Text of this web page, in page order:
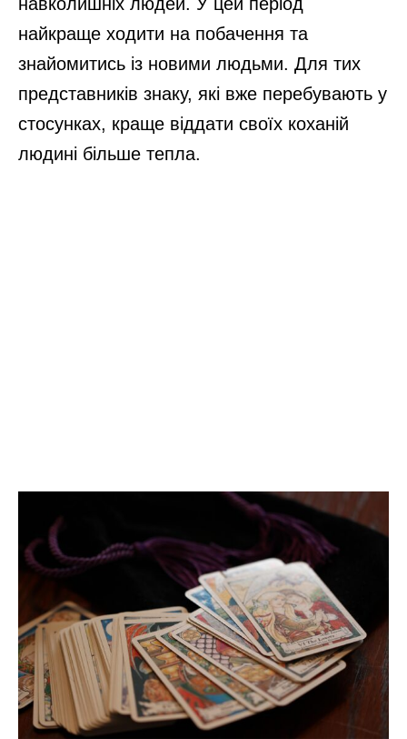
навколишніх людей. У цей період
найкраще ходити на побачення та
знайомитись із новими людьми. Для тих
представників знаку, які вже перебувають у
стосунках, краще віддати своїх коханій
людині більше тепла.